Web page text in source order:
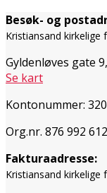
Besøk- og
Kristiansand kirkelige
Gyldenløves gate
Se kart
Kontonummer:
Org.nr. 876 992 612
Fakturaadresse:
Kristiansand kirkelige